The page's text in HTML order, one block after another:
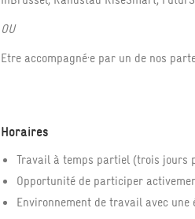
OU
Etre accompagné·e par un de nos
Horaires
Travail à temps partiel (trois jours
Opportunité de participer
Environnement de travail avec une